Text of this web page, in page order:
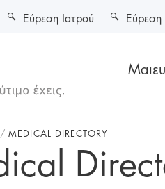
Εύρεση Ιατρού Εύρεση
MEDICAL DIRECTORY